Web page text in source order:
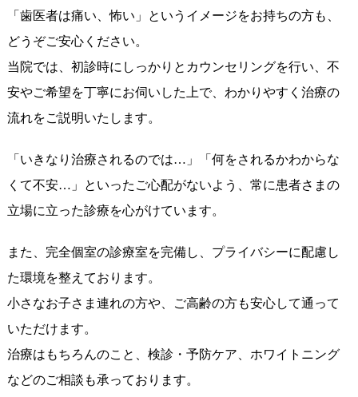
「歯医者は痛い、怖い」というイメージをお持ちの方も、
どうぞご安心ください。
当院では、初診時にしっかりとカウンセリングを行い、不
安やご希望を丁寧にお伺いした上で、わかりやすく治療の
流れをご説明いたします。
「いきなり治療されるのでは…」「何をされるかわからな
くて不安…」といったご心配がないよう、常に患者さまの
立場に立った診療を心がけています。
また、完全個室の診療室を完備し、プライバシーに配慮し
た環境を整えております。
小さなお子さま連れの方や、ご高齢の方も安心して通って
いただけます。
治療はもちろんのこと、検診・予防ケア、ホワイトニング
などのご相談も承っております。